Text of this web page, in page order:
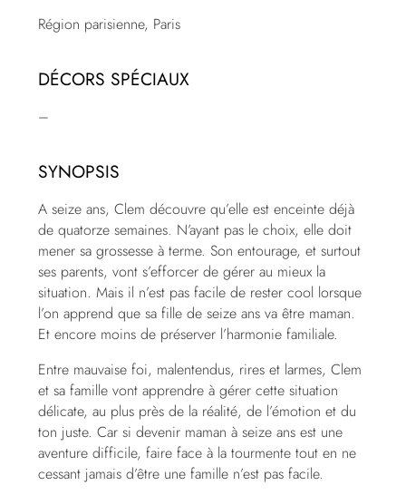
Région parisienne, Paris
DÉCORS SPÉCIAUX
–
SYNOPSIS
A seize ans, Clem découvre qu’elle est enceinte déjà
de quatorze semaines. N’ayant pas le choix, elle doit
mener sa grossesse à terme. Son entourage, et surtout
ses parents, vont s’efforcer de gérer au mieux la
situation. Mais il n’est pas facile de rester cool lorsque
l’on apprend que sa fille de seize ans va être maman.
Et encore moins de préserver l’harmonie familiale.
Entre mauvaise foi, malentendus, rires et larmes, Clem
et sa famille vont apprendre à gérer cette situation
délicate, au plus près de la réalité, de l’émotion et du
ton juste. Car si devenir maman à seize ans est une
aventure difficile, faire face à la tourmente tout en ne
cessant jamais d’être une famille n’est pas facile.